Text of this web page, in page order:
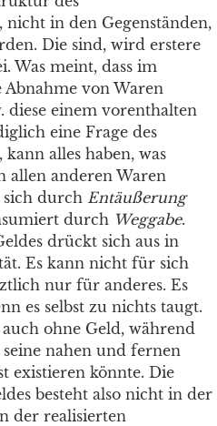
in den Gegenständen,
Die sind, wird erstere
Was meint, dass im
von Waren
diese einem vorenthalten
eine Frage des
alles haben, was
allen anderen Waren
sich durch Entäußerung
durch Weggabe.
drückt sich aus in
Es kann nicht für sich
nur für anderes. Es
es selbst zu nichts taugt.
ohne Geld, während
nahen und fernen
existieren könnte. Die
besteht also nicht in der
der realisierten